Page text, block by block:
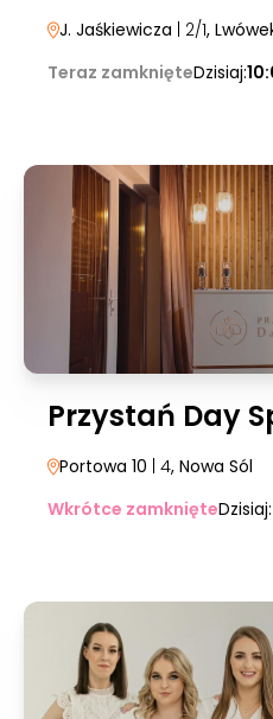
J. Jaśkiewicza | 2/1,
Teraz zamknięteDzisiaj:
Przystań Day
Portowa 10 | 4, Nowa Sól
Wkrótce zamknięteDzisiaj: